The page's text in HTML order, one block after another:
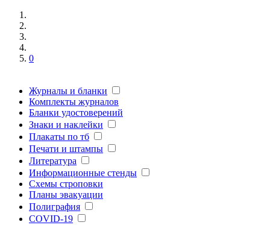
0
Журналы и бланки
Комплекты журналов
Бланки удостоверений
Знаки и наклейки
Плакаты по тб
Печати и штампы
Литература
Информационные стенды
Схемы строповки
Планы эвакуации
Полиграфия
COVID-19